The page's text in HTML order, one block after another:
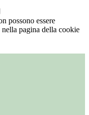
possono essere
pagina della cookie